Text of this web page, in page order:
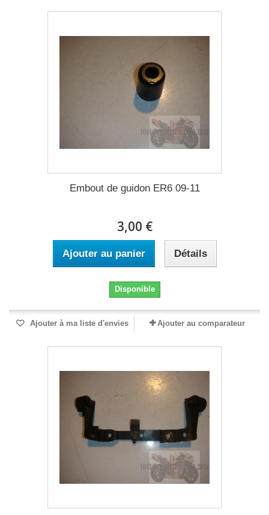
Embout de guidon ER6 09-11
3,00 €
Ajouter au panier Détails
Disponible
Ajouter à ma liste d'envies Ajouter au comparateur